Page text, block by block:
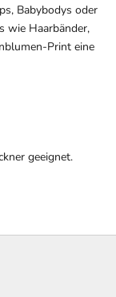
Babybodys oder
wie Haarbänder,
Print eine
geeignet.